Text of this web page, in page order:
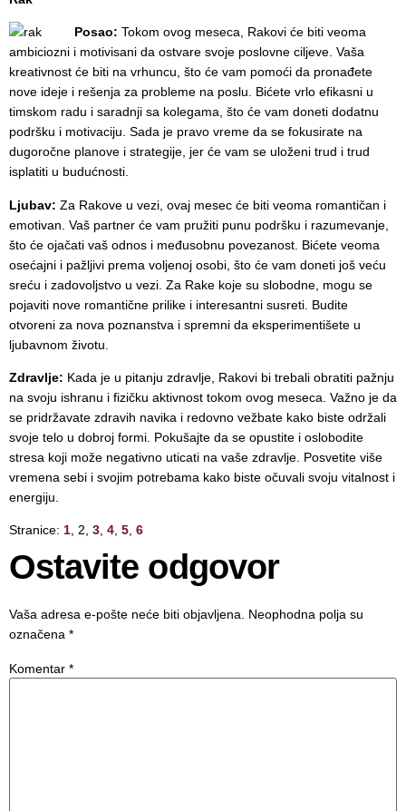
Posao: Tokom ovog meseca, Rakovi će biti veoma
ambiciozni i motivisani da ostvare svoje poslovne ciljeve. Vaša
kreativnost će biti na vrhuncu, što će vam pomoći da pronađete
nove ideje i rešenja za probleme na poslu. Bićete vrlo efikasni u
timskom radu i saradnji sa kolegama, što će vam doneti dodatnu
podršku i motivaciju. Sada je pravo vreme da se fokusirate na
dugoročne planove i strategije, jer će vam se uloženi trud i trud
isplatiti u budućnosti.
Ljubav: Za Rakove u vezi, ovaj mesec će biti veoma romantičan i
emotivan. Vaš partner će vam pružiti punu podršku i razumevanje,
što će ojačati vaš odnos i međusobnu povezanost. Bićete veoma
osećajni i pažljivi prema voljenoj osobi, što će vam doneti još veću
sreću i zadovoljstvo u vezi. Za Rake koje su slobodne, mogu se
pojaviti nove romantične prilike i interesantni susreti. Budite
otvoreni za nova poznanstva i spremni da eksperimentišete u
ljubavnom životu.
Zdravlje: Kada je u pitanju zdravlje, Rakovi bi trebali obratiti pažnju
na svoju ishranu i fizičku aktivnost tokom ovog meseca. Važno je da
se pridržavate zdravih navika i redovno vežbate kako biste održali
svoje telo u dobroj formi. Pokušajte da se opustite i oslobodite
stresa koji može negativno uticati na vaše zdravlje. Posvetite više
vremena sebi i svojim potrebama kako biste očuvali svoju vitalnost i
energiju.
Stranice: 1, 2, 3, 4, 5, 6
Ostavite odgovor
Vaša adresa e-pošte neće biti objavljena. Neophodna polja su
označena *
Komentar *